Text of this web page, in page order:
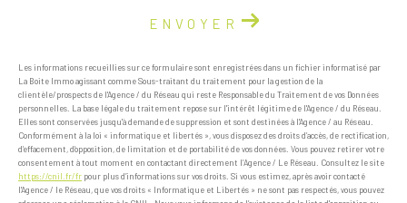
ENVOYER
Les informations recueillies sur ce formulaire sont enregistrées dans un fichier informatisé par
La Boite Immo agissant comme Sous-traitant du traitement pour la gestion de la
clientèle/prospects de l'Agence / du Réseau qui reste Responsable du Traitement de vos Données
personnelles. La base légale du traitement repose sur l'intérêt légitime de l'Agence / du Réseau.
Elles sont conservées jusqu'à demande de suppression et sont destinées à l'Agence / au Réseau.
Conformément à la loi « informatique et libertés », vous disposez des droits d’accès, de rectification,
d’effacement, d’opposition, de limitation et de portabilité de vos données. Vous pouvez retirer votre
consentement à tout moment en contactant directement l’Agence / Le Réseau. Consultez le site
https://cnil.fr/fr pour plus d’informations sur vos droits. Si vous estimez, après avoir contacté
l'Agence / le Réseau, que vos droits « Informatique et Libertés » ne sont pas respectés, vous pouvez